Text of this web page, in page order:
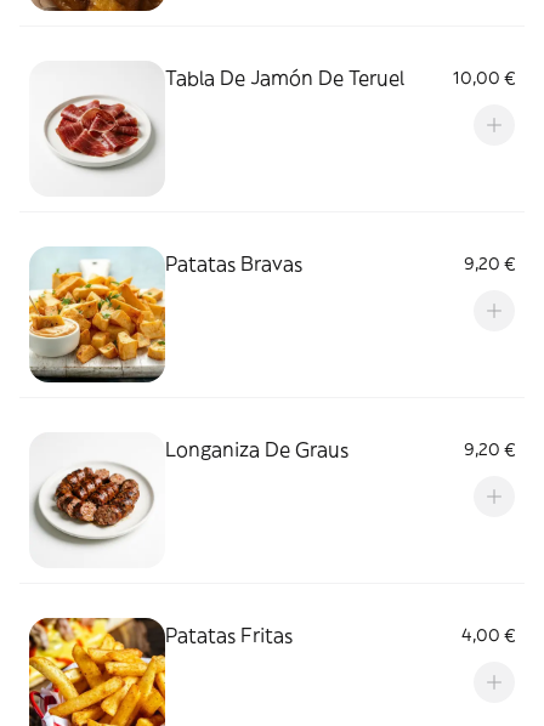
Tabla De Jamón De Teruel 10,00 €
Patatas Bravas 9,20 €
Longaniza De Graus 9,20 €
Patatas Fritas 4,00 €